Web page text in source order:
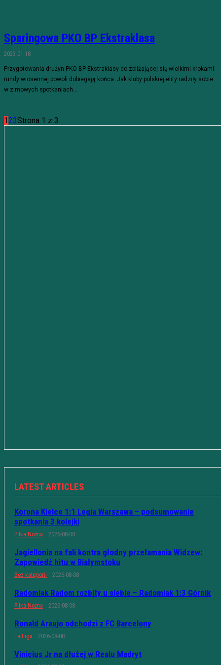
Sparingowa PKO BP Ekstraklasa
2023-01-18
Przygotowania drużyn PKO BP Ekstraklasy do zbliżającej się wielkimi krokami
rundy wiosennej powoli dobiegają końca. Jak kluby polskiej elity radziły sobie
w zimowych spotkaniach...
123Strona 1 z 3
LATEST ARTICLES
Korona Kielce 1:1 Legia Warszawa – podsumowanie
spotkania 3 kolejki
Piłka Nożna 2026-08-08
Jagiellonia na fali kontra głodny przełamania Widzew:
Zapowiedź hitu w Białymstoku
Bez kategorii 2026-08-08
Radomiak Radom rozbity u siebie – Radomiak 1:3 Górnik
Piłka Nożna 2026-08-08
Ronald Araujo odchodzi z FC Barcelony
La Liga 2026-08-08
Vinicius Jr na dłużej w Realu Madryt